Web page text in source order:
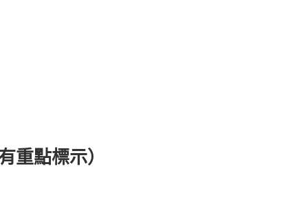
重點標示）